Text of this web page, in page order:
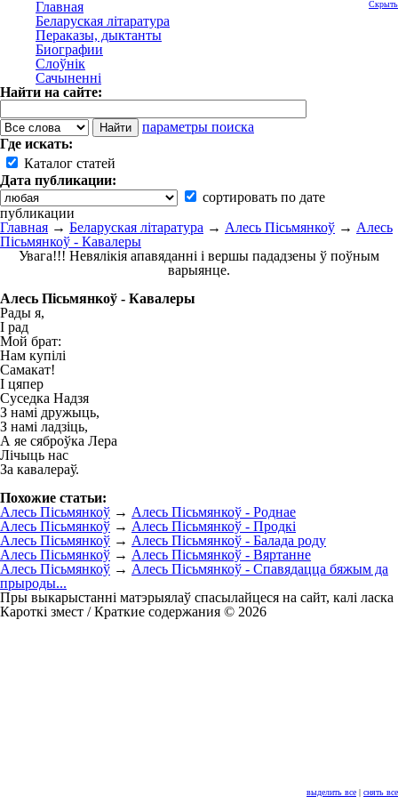
Главная
Беларуская літаратура
Пераказы, дыктанты
Биографии
Слоўнік
Сачыненні
Найти на сайте:
параметры поиска
Где искать:
Каталог статей
Дата публикации:
сортировать по дате
публикации
Скрыть
выделить все | снять все
Главная → Беларуская літаратура → Алесь Пісьмянкоў → Алесь
Пісьмянкоў - Кавалеры
Увага!!! Невялікія апавяданні і вершы пададзены ў поўным
варыянце.
Алесь Пісьмянкоў - Кавалеры
Рады я,
І рад
Мой брат:
Нам купілі
Самакат!
І цяпер
Суседка Надзя
З намі дружыць,
З намі ладзіць,
А яе сяброўка Лера
Лічыць нас
За кавалераў.
Похожие статьи:
Алесь Пісьмянкоў → Алесь Пісьмянкоў - Роднае
Алесь Пісьмянкоў → Алесь Пісьмянкоў - Продкі
Алесь Пісьмянкоў → Алесь Пісьмянкоў - Балада роду
Алесь Пісьмянкоў → Алесь Пісьмянкоў - Вяртанне
Алесь Пісьмянкоў → Алесь Пісьмянкоў - Спавядацца бяжым да
прыроды...
Пры выкарыстанні матэрыялаў спасылайцеся на сайт, калі ласка
Кароткі змест / Краткие содержания © 2026